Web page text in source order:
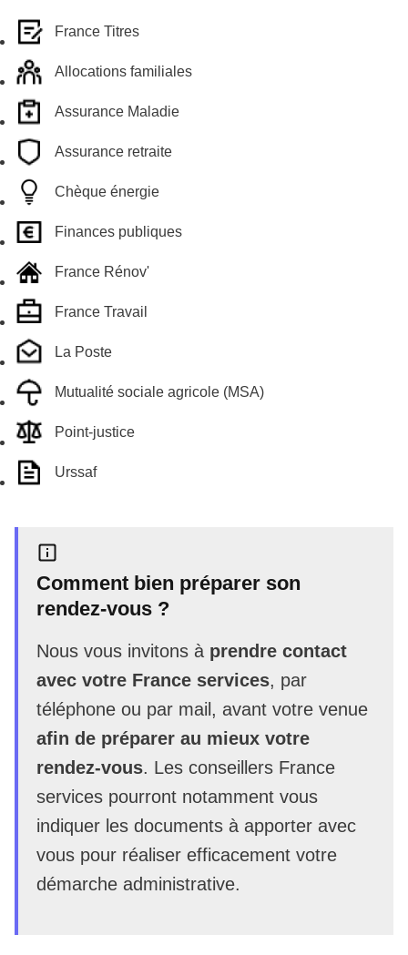
France Titres
Allocations familiales
Assurance Maladie
Assurance retraite
Chèque énergie
Finances publiques
France Rénov'
France Travail
La Poste
Mutualité sociale agricole (MSA)
Point-justice
Urssaf
Comment bien préparer son
rendez-vous ?
Nous vous invitons à prendre contact
avec votre France services, par
téléphone ou par mail, avant votre venue
afin de préparer au mieux votre
rendez-vous. Les conseillers France
services pourront notamment vous
indiquer les documents à apporter avec
vous pour réaliser efficacement votre
démarche administrative.